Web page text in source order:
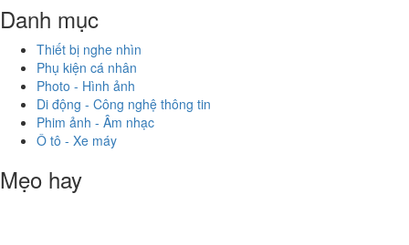
Danh mục
Thiết bị nghe nhìn
Phụ kiện cá nhân
Photo - Hình ảnh
Di động - Công nghệ thông tin
Phim ảnh - Âm nhạc
Ô tô - Xe máy
Mẹo hay